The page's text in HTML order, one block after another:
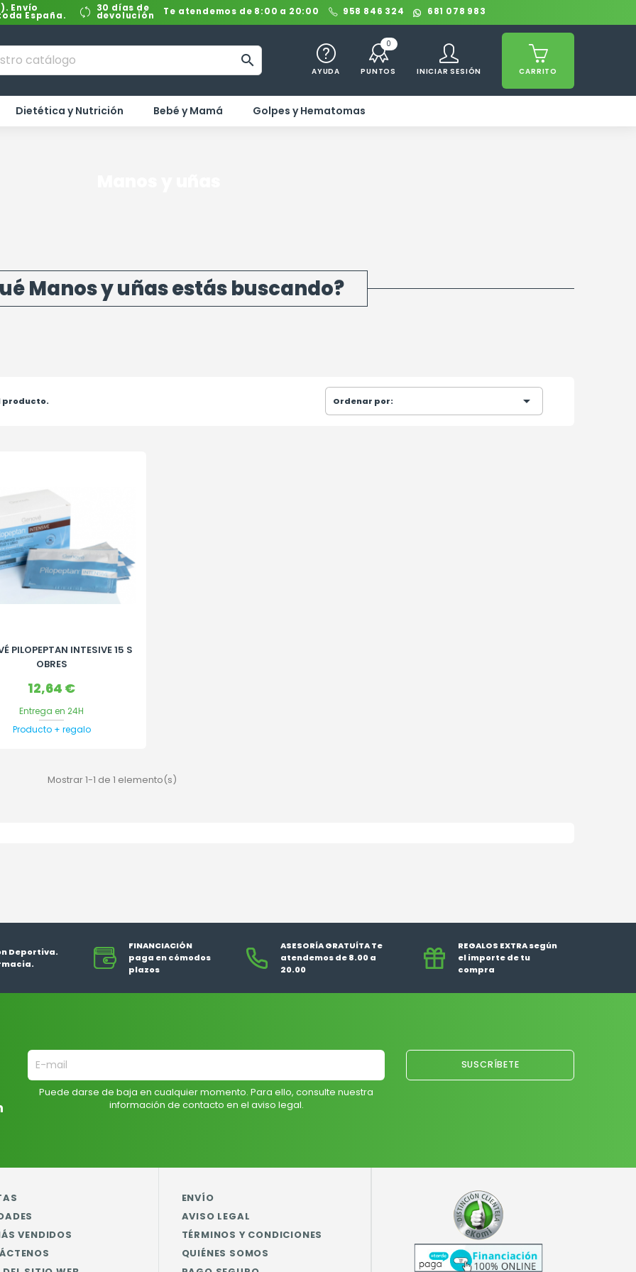
Envío
España.
30 días de
devolución Te atendemos de 8:00 a 20:00 958 846 324 681 078 983

AYUDA
0
PUNTOS INICIAR SESIÓN CARRITO
Dietética y Nutrición Bebé y Mamá Golpes y Hematomas
Manos y uñas estás buscando?
producto. Ordenar por: 
PILOPEPTAN INTESIVE 15 S
OBRES
Precio
12,64 €
Entrega en 24H
Producto + regalo
Mostrar 1-1 de 1 elemento(s)
Deportiva.
FINANCIACIÓN
paga en cómodos
plazos
ASESORÍA GRATUÍTA Te
atendemos de 8.00 a
20.00
REGALOS EXTRA según
el importe de tu
compra
Puede darse de baja en cualquier momento. Para ello, consulte nuestra
información de contacto en el aviso legal.
VENDIDOS
ENVÍO
AVISO LEGAL
TÉRMINOS Y CONDICIONES
QUIÉNES SOMOS